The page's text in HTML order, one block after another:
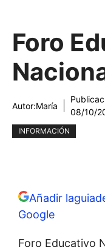
Foro
Autor:María
08/10/
INFORMACIÓN
Añadir
Google
Foro Educativo